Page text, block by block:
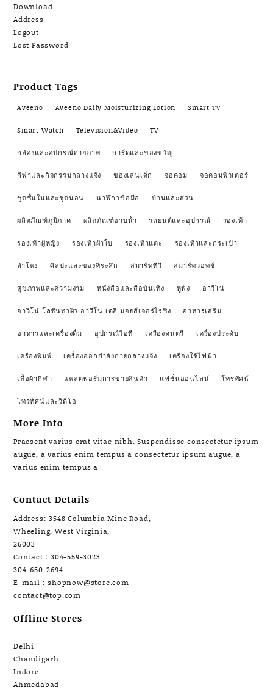
Download
Address
Logout
Lost Password
Product Tags
Aveeno Aveeno Daily Moisturizing Lotion Smart TV
Smart Watch Television&Video TV
กล้องและอุปกรณ์ถ่ายภาพ การ์ดและของขวัญ
กีฬาและกิจกรรมกลางแจ้ง ของเล่นเด็ก จอคอม จอคอมพิวเตอร์
ชุดชั้นในและชุดนอน นาฬิกาข้อมือ บ้านและสวน
ผลิตภัณฑ์ภูมิภาค ผลิตภัณฑ์อาบน้ำ รถยนต์และอุปกรณ์ รองเท้า
รองเท้าผู้หญิง รองเท้าผ้าใบ รองเท้าแตะ รองเท้าและกระเป๋า
ลำโพง ศิลปะและของที่ระลึก สมาร์ททีวี สมาร์ทวอทช์
สุขภาพและความงาม หนังสือและสื่อบันเทิง หูฟัง อาวีโน่
อาวีโน่ โลชั่นทาผิว อาวีโน่ เดลี่ มอยส์เจอร์ไรซิ่ง อาหารเสริม
อาหารและเครื่องดื่ม อุปกรณ์ไอที เครื่องดนตรี เครื่องประดับ
เครื่องพิมพ์ เครื่องออกกำลังกายกลางแจ้ง เครื่องใช้ไฟฟ้า
เสื้อผ้ากีฬา แพลตฟอร์มการขายสินค้า แฟชั่นออนไลน์ โทรทัศน์
โทรทัศน์และวิดีโอ
More Info
Praesent varius erat vitae nibh. Suspendisse consectetur ipsum
augue, a varius enim tempus a consectetur ipsum augue, a
varius enim tempus a
Contact Details
Address: 3548 Columbia Mine Road,
Wheeling, West Virginia,
26003
Contact : 304-559-3023
304-650-2694
E-mail : shopnow@store.com
contact@top.com
Offline Stores
Delhi
Chandigarh
Indore
Ahmedabad